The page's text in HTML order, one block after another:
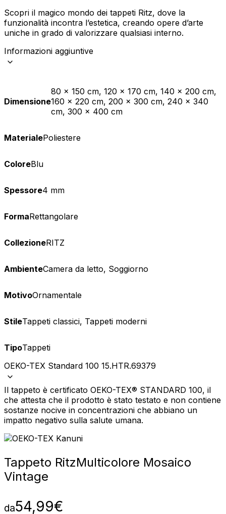
Scopri il magico mondo dei tappeti Ritz, dove la
funzionalità incontra l’estetica, creando opere d’arte
uniche in grado di valorizzare qualsiasi interno.
Informazioni aggiuntive
Dimensione
80 x 150 cm, 120 x 170 cm, 140 x 200 cm,
160 x 220 cm, 200 x 300 cm, 240 x 340
cm, 300 x 400 cm
MaterialePoliestere
ColoreBlu
Spessore4 mm
FormaRettangolare
CollezioneRITZ
AmbienteCamera da letto, Soggiorno
MotivoOrnamentale
StileTappeti classici, Tappeti moderni
TipoTappeti
OEKO-TEX Standard 100 15.HTR.69379
Il tappeto è certificato OEKO-TEX® STANDARD 100, il
che attesta che il prodotto è stato testato e non contiene
sostanze nocive in concentrazioni che abbiano un
impatto negativo sulla salute umana.
Tappeto RitzMulticolore Mosaico
Vintage
da54,99€